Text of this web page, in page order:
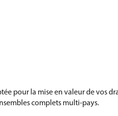
pour la mise en valeur de vos
complets multi-pays.